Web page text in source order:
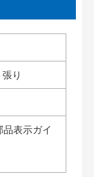
り
表示ガイ